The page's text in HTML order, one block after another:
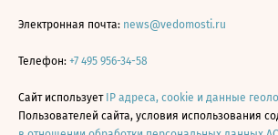
Электронная почта: news@vedomosti.ru
Телефон: +7 495 956-34-58
Сайт использует IP адреса, cookie и данные
Пользователей сайта, условия использования